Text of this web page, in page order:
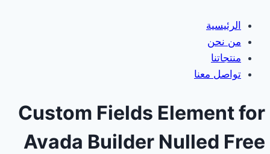
الرئيسية
من نحن
منتجاتنا
تواصل معنا
Custom Fields Element for
Avada Builder Nulled Free